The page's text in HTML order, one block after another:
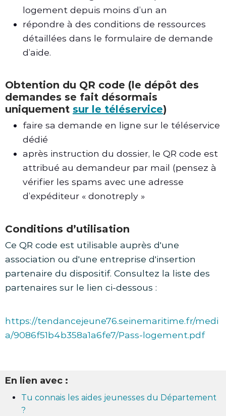
logement depuis moins d’un an
répondre à des conditions de ressources
détaillées dans le formulaire de demande
d’aide.
Obtention du QR code (le dépôt des
demandes se fait désormais
uniquement sur le téléservice)
faire sa demande en ligne sur le téléservice
dédié
après instruction du dossier, le QR code est
attribué au demandeur par mail (pensez à
vérifier les spams avec une adresse
d’expéditeur « donotreply »
Conditions d’utilisation
Ce QR code est utilisable auprès d'une
association ou d'une entreprise d'insertion
partenaire du dispositif. Consultez la liste des
partenaires sur le lien ci-dessous :
https://tendancejeune76.seinemaritime.fr/medi
a/9086f51b4b358a1a6fe7/Pass-logement.pdf
En lien avec :
Tu connais les aides jeunesses du Département
?